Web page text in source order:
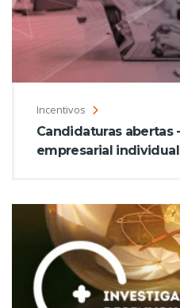
Incentivos
Candidaturas abertas
empresarial